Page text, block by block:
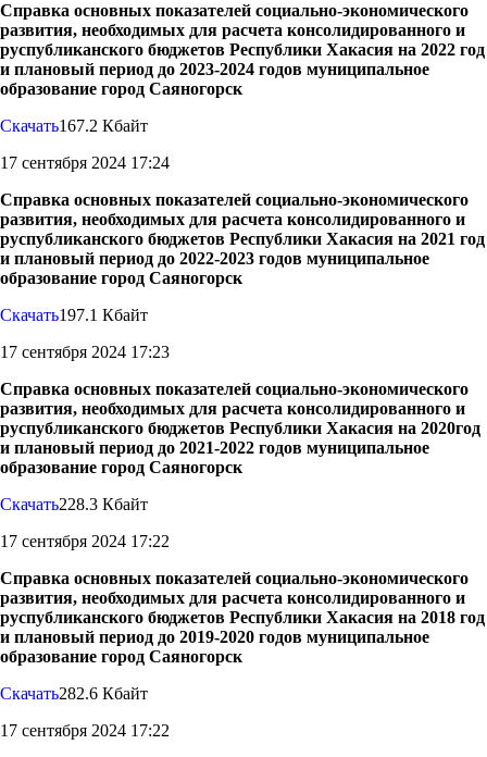
Справка основных показателей социально-экономического
развития, необходимых для расчета консолидированного и
руспубликанского бюджетов Республики Хакасия на 2022 год
и плановый период до 2023-2024 годов муниципальное
образование город Саяногорск
Скачать167.2 Кбайт
17 сентября 2024 17:24
Справка основных показателей социально-экономического
развития, необходимых для расчета консолидированного и
руспубликанского бюджетов Республики Хакасия на 2021 год
и плановый период до 2022-2023 годов муниципальное
образование город Саяногорск
Скачать197.1 Кбайт
17 сентября 2024 17:23
Справка основных показателей социально-экономического
развития, необходимых для расчета консолидированного и
руспубликанского бюджетов Республики Хакасия на 2020год
и плановый период до 2021-2022 годов муниципальное
образование город Саяногорск
Скачать228.3 Кбайт
17 сентября 2024 17:22
Справка основных показателей социально-экономического
развития, необходимых для расчета консолидированного и
руспубликанского бюджетов Республики Хакасия на 2018 год
и плановый период до 2019-2020 годов муниципальное
образование город Саяногорск
Скачать282.6 Кбайт
17 сентября 2024 17:22